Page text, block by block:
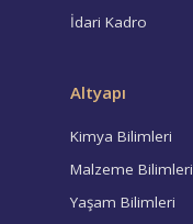
İdari Kadro
Altyapı
Kimya Bilimleri
Malzeme Bilimleri
Yaşam Bilimleri